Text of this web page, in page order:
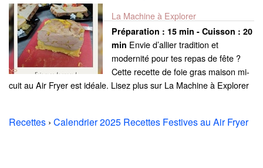
La Machine à Explorer
Préparation : 15 min - Cuisson : 20
min Envie d’allier tradition et
modernité pour tes repas de fête ?
Cette recette de foie gras maison mi-
cuit au Air Fryer est idéale. Lisez plus sur La Machine à Explorer
Recettes › Calendrier 2025 Recettes Festives au Air Fryer